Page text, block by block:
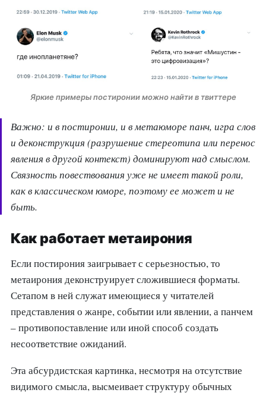
Яркие примеры постиронии можно найти в твиттере
Важно: и в постиронии, и в метаюморе панч, игра слов
и деконструкция (разрушение стереотипа или перенос
явления в другой контекст) доминируют над смыслом.
Связность повествования уже не имеет такой роли,
как в классическом юморе, поэтому ее может и не
быть.
Как работает метаирония
Если постирония заигрывает с серьезностью, то
метаирония деконструирует сложившиеся форматы.
Сетапом в ней служат имеющиеся у читателей
представления о жанре, событии или явлении, а панчем
– противопоставление или иной способ создать
несоответствие ожиданий.
Эта абсурдистская картинка, несмотря на отсутствие
видимого смысла, высмеивает структуру обычных